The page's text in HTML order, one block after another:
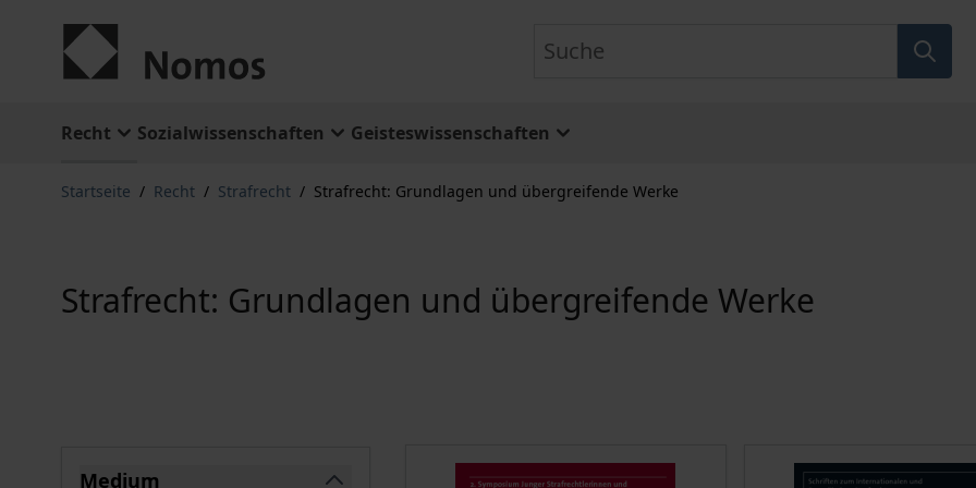
Recht Sozialwissenschaften Geisteswissenschaften
Startseite / Recht / Strafrecht / Strafrecht: Grundlagen und übergreifende Werke
Strafrecht: Grundlagen und übergreifende Werke
Medium